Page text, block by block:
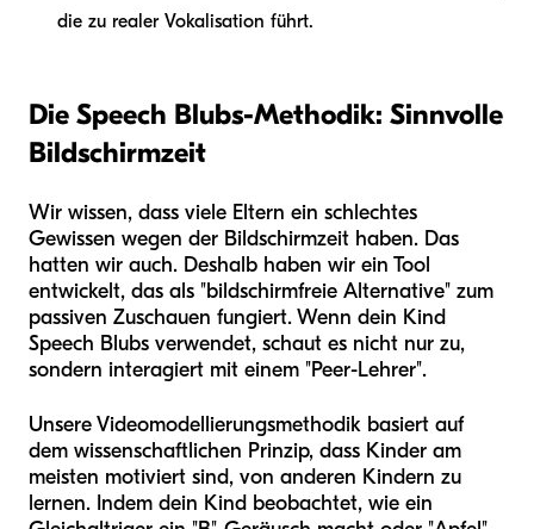
die zu realer Vokalisation führt.
Die Speech Blubs-Methodik: Sinnvolle
Bildschirmzeit
Wir wissen, dass viele Eltern ein schlechtes
Gewissen wegen der Bildschirmzeit haben. Das
hatten wir auch. Deshalb haben wir ein Tool
entwickelt, das als "bildschirmfreie Alternative" zum
passiven Zuschauen fungiert. Wenn dein Kind
Speech Blubs verwendet, schaut es nicht nur zu,
sondern interagiert mit einem "Peer-Lehrer".
Unsere Videomodellierungsmethodik basiert auf
dem wissenschaftlichen Prinzip, dass Kinder am
meisten motiviert sind, von anderen Kindern zu
lernen. Indem dein Kind beobachtet, wie ein